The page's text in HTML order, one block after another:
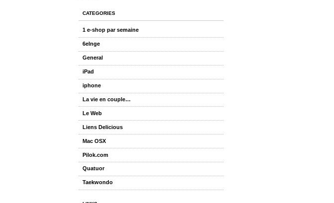
CATEGORIES
1 e-shop par semaine
6eInge
General
iPad
iphone
La vie en couple…
Le Web
Liens Delicious
Mac OSX
Pilok.com
Quatuor
Taekwondo